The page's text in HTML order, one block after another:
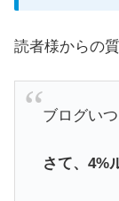
読者様からの
ブログい
さて、4%